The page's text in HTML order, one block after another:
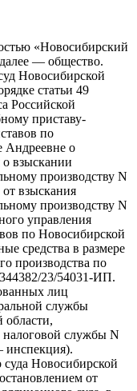
«Новосибирский
— общество.
Новосибирской
статьи 49
Российской
приставу-
по
о
взыскании
производству N
взыскания
производству N
управления
по Новосибирской
средства в размере
производства по
23/54031-ИП.
лиц
службы
области,
службы N
инспекция).
Новосибирской
от